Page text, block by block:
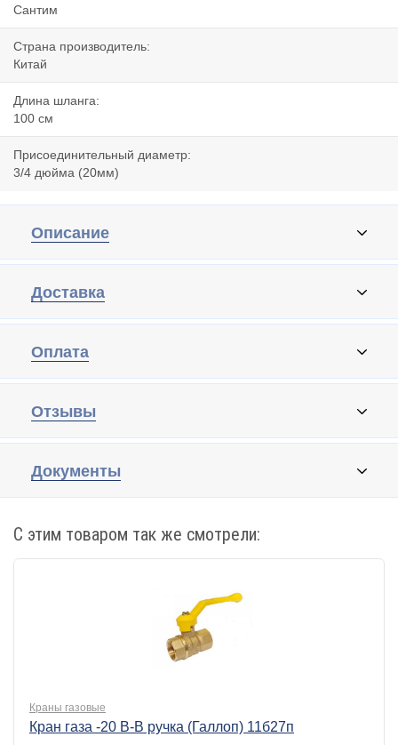
Сантим
Страна производитель:
Китай
Длина шланга:
100 cм
Присоединительный диаметр:
3/4 дюйма (20мм)
Описание
Доставка
Оплата
Отзывы
Документы
С этим товаром так же смотрели:
Краны газовые
Кран газа -20 В-В ручка (Галлоп) 11б27п